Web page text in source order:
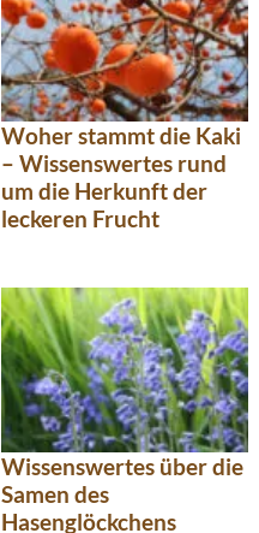
Woher stammt die Kaki
– Wissenswertes rund
um die Herkunft der
leckeren Frucht
Wissenswertes über die
Samen des
Hasenglöckchens